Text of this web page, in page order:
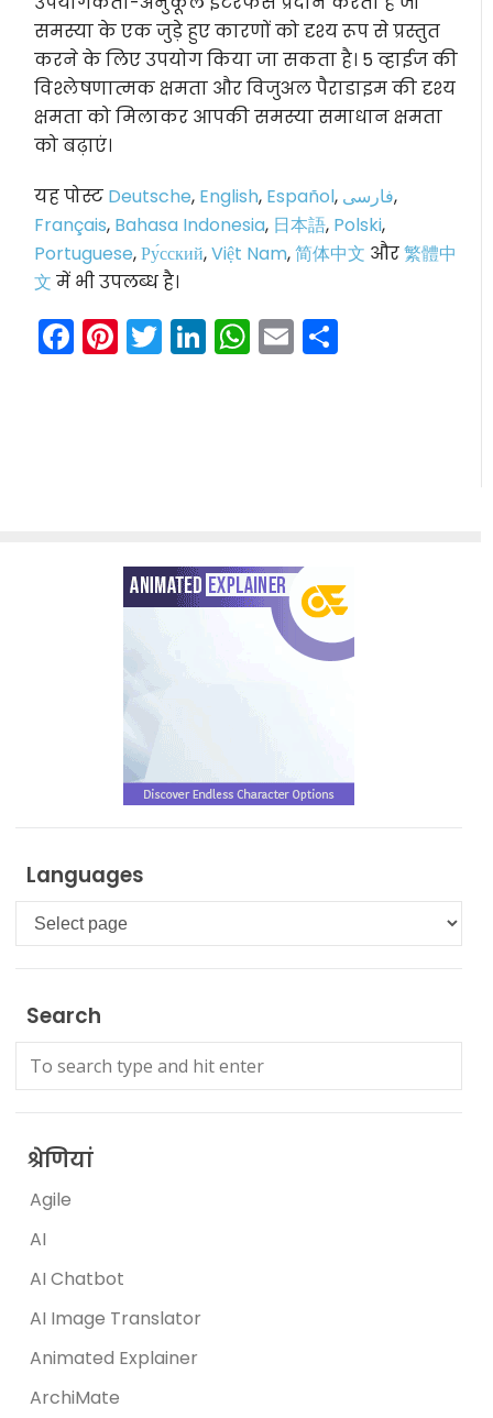
समस्या के एक जुड़े हुए कारणों को दृश्य रूप से प्रस्तुत
करने के लिए उपयोग किया जा सकता है। 5 व्हाईज की
विश्लेषणात्मक क्षमता और विजुअल पैराडाइम की दृश्य
क्षमता को मिलाकर आपकी समस्या समाधान क्षमता
को बढ़ाएं।
यह पोस्ट Deutsche, English, Español, فارسی,
Français, Bahasa Indonesia, 日本語, Polski,
Portuguese,Ру́сский,Việt Nam,简体中文 और繁體中
文 में भी उपलब्ध है।
Facebook
Pinterest
Twitter
LinkedIn
WhatsApp
Email
Languages
Languages
Search
श्रेणियां
Agile
AI
AI Chatbot
AI Image Translator
Animated Explainer
ArchiMate